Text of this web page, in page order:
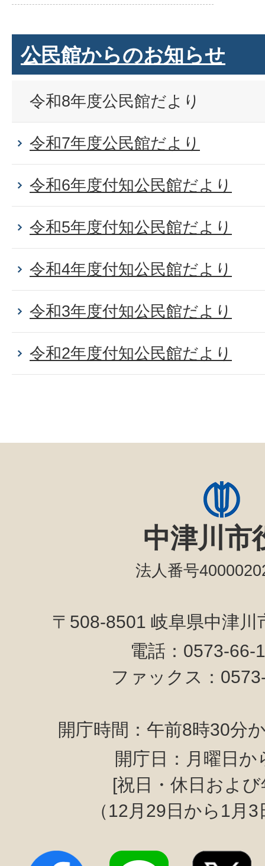
公民館からのお知らせ
令和8年度公民館だより
令和7年度公民館だより
令和6年度付知公民館だより
令和5年度付知公民館だより
令和4年度付知公民館だより
令和3年度付知公民館だより
令和2年度付知公民館だより
中津川市
法人番号
〒508-8501 岐阜県中津
電話：0573-
ファックス：
開庁時間：午前8時30分
開庁日：月曜日か
[祝日・休日およ
（12月29日から1月